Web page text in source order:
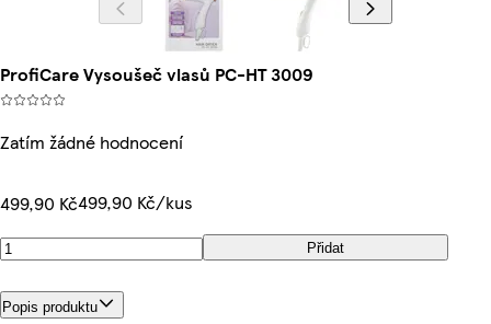
ProfiCare Vysoušeč vlasů PC-HT 3009
Zatím žádné hodnocení
499,90 Kč499,90 Kč/kus
Přidat
Popis produktu